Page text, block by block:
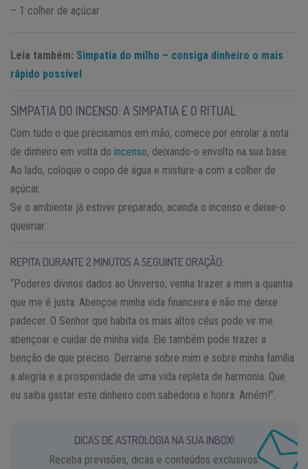
– 1 colher de açúcar
Leia também: Simpatia do milho – consiga dinheiro o mais
rápido possível
SIMPATIA DO INCENSO: A SIMPATIA E O RITUAL
Com tudo o que precisamos em mão, comece por enrolar a nota
de dinheiro em volta do incenso, deixando-o envolto na sua base.
Ao lado, coloque o copo de água e misture-a com a colher de
açúcar.
Se o ambiente já estiver preparado, acenda o incenso e deixe-o
queimar.
REPITA DURANTE 2 MINUTOS A SEGUINTE ORAÇÃO:
“Poderes divinos dados ao Universo, venha trazer a mim a quantia
que me é justa. Abençoe minha vida financeira e não me deixe
padecer. O Senhor que habita os mais altos céus pode vir me
abençoar e cuidar de minha vida. Ele também pode trazer a
benção de que preciso. Derrame sobre mim e sobre minha família
a alegria e a prosperidade de uma vida repleta de harmonia. Que
eu saiba gastar este dinheiro com sabedoria e honra. Amém!”.
DICAS DE ASTROLOGIA NA SUA INBOX!
Receba previsões, dicas e conteúdos exclusivos.